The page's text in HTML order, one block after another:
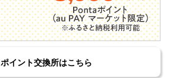
ポイント交換所はこちら